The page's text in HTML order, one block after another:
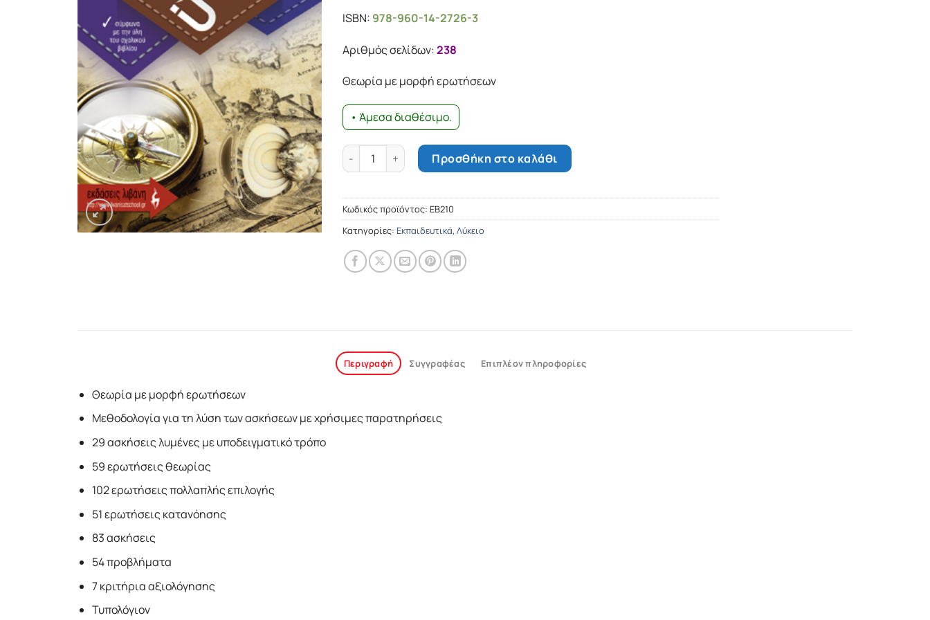
price
was:
14.44€.
ISBN: 978-960-14-2726-3
Αριθμός σελίδων:238
Θεωρία µε µορφή ερωτήσεων
• Άμεσα διαθέσιμο.
Φυσική β΄ λυκείου γενικής παιδείας τόµος β΄ ποσότητα
Προσθήκη στο καλάθι
Κωδικός προϊόντος:ΕΒ210
Κατηγορίες: Εκπαιδευτικά,Λύκειο
Περιγραφή Συγγραφέας Επιπλέον πληροφορίες
Θεωρία µε µορφή ερωτήσεων
Μεθοδολογία για τη λύση των ασκήσεων µε χρήσιµες παρατηρήσεις
29 ασκήσεις λυµένες µε υποδειγµατικό τρόπο
59 ερωτήσεις θεωρίας
102 ερωτήσεις πολλαπλής επιλογής
51 ερωτήσεις κατανόησης
83 ασκήσεις
54 προβλήµατα
7 κριτήρια αξιολόγησης
Τυπολόγιον